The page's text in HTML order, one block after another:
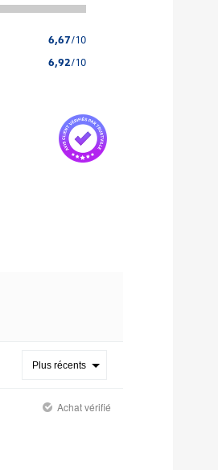
6,67/10
6,92/10
Plus récents
Achat vérifié